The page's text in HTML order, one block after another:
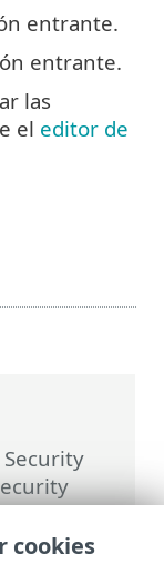
Security
de
entrante.
entrante.
las
el editor de
cookies